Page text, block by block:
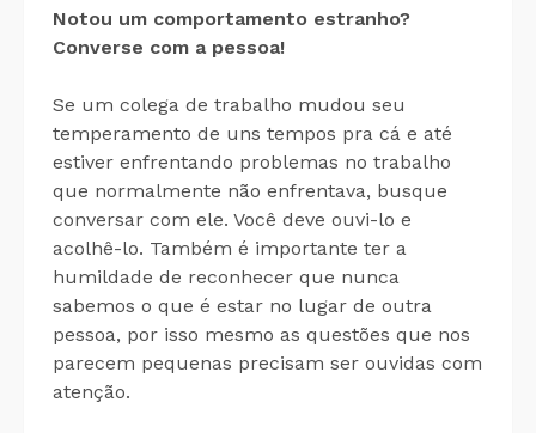
Notou um comportamento estranho?
Converse com a pessoa!
Se um colega de trabalho mudou seu
temperamento de uns tempos pra cá e até
estiver enfrentando problemas no trabalho
que normalmente não enfrentava, busque
conversar com ele. Você deve ouvi-lo e
acolhê-lo. Também é importante ter a
humildade de reconhecer que nunca
sabemos o que é estar no lugar de outra
pessoa, por isso mesmo as questões que nos
parecem pequenas precisam ser ouvidas com
atenção.